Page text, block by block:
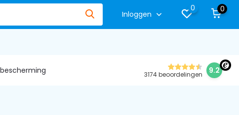
Inloggen
0 0
3174 beoordelingen 9.2